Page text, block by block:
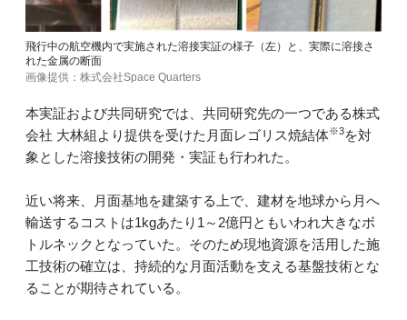
飛行中の航空機内で実施された溶接実証の様子（左）と、実際に溶接さ
れた金属の断面
画像提供：株式会社Space Quarters
本実証および共同研究では、共同研究先の一つである株式
会社 大林組より提供を受けた月面レゴリス焼結体※3を対
象とした溶接技術の開発・実証も行われた。
近い将来、月面基地を建築する上で、建材を地球から月へ
輸送するコストは1kgあたり1～2億円ともいわれ大きなボ
トルネックとなっていた。そのため現地資源を活用した施
工技術の確立は、持続的な月面活動を支える基盤技術とな
ることが期待されている。